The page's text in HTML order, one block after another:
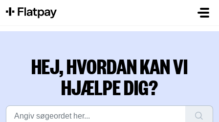
HEJ, HVORDAN KAN VI
HJÆLPE DIG?